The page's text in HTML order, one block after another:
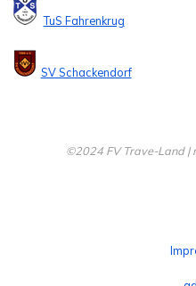
TuS Fahrenkrug
SV Schackendorf
©2024 FV Trave-Land |